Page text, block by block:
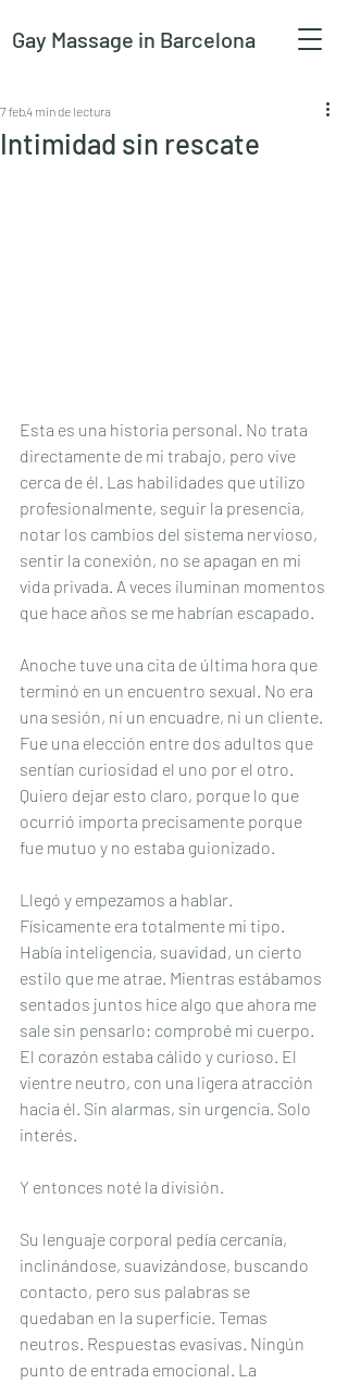
Gay Massage in Barcelona
Intimidad sin rescate
7 feb4 min de lectura
Esta es una historia personal. No trata
directamente de mi trabajo, pero vive
cerca de él. Las habilidades que utilizo
profesionalmente, seguir la presencia,
notar los cambios del sistema nervioso,
sentir la conexión, no se apagan en mi
vida privada. A veces iluminan momentos
que hace años se me habrían escapado.
Anoche tuve una cita de última hora que
terminó en un encuentro sexual. No era
una sesión, ni un encuadre, ni un cliente.
Fue una elección entre dos adultos que
sentían curiosidad el uno por el otro.
Quiero dejar esto claro, porque lo que
ocurrió importa precisamente porque
fue mutuo y no estaba guionizado.
Llegó y empezamos a hablar.
Físicamente era totalmente mi tipo.
Había inteligencia, suavidad, un cierto
estilo que me atrae. Mientras estábamos
sentados juntos hice algo que ahora me
sale sin pensarlo: comprobé mi cuerpo.
El corazón estaba cálido y curioso. El
vientre neutro, con una ligera atracción
hacia él. Sin alarmas, sin urgencia. Solo
interés.
Y entonces noté la división.
Su lenguaje corporal pedía cercanía,
inclinándose, suavizándose, buscando
contacto, pero sus palabras se
quedaban en la superficie. Temas
neutros. Respuestas evasivas. Ningún
punto de entrada emocional. La